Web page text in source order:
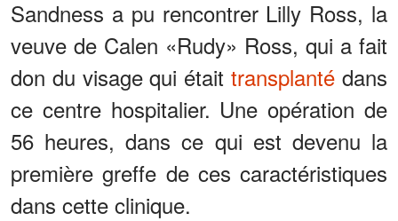
Sandness a pu rencontrer Lilly Ross, la
veuve de Calen «Rudy» Ross, qui a fait
don du visage qui étaittransplanté dans
ce centre hospitalier. Une opération de
56 heures, dans ce qui est devenu la
première greffe de ces caractéristiques
dans cette clinique.